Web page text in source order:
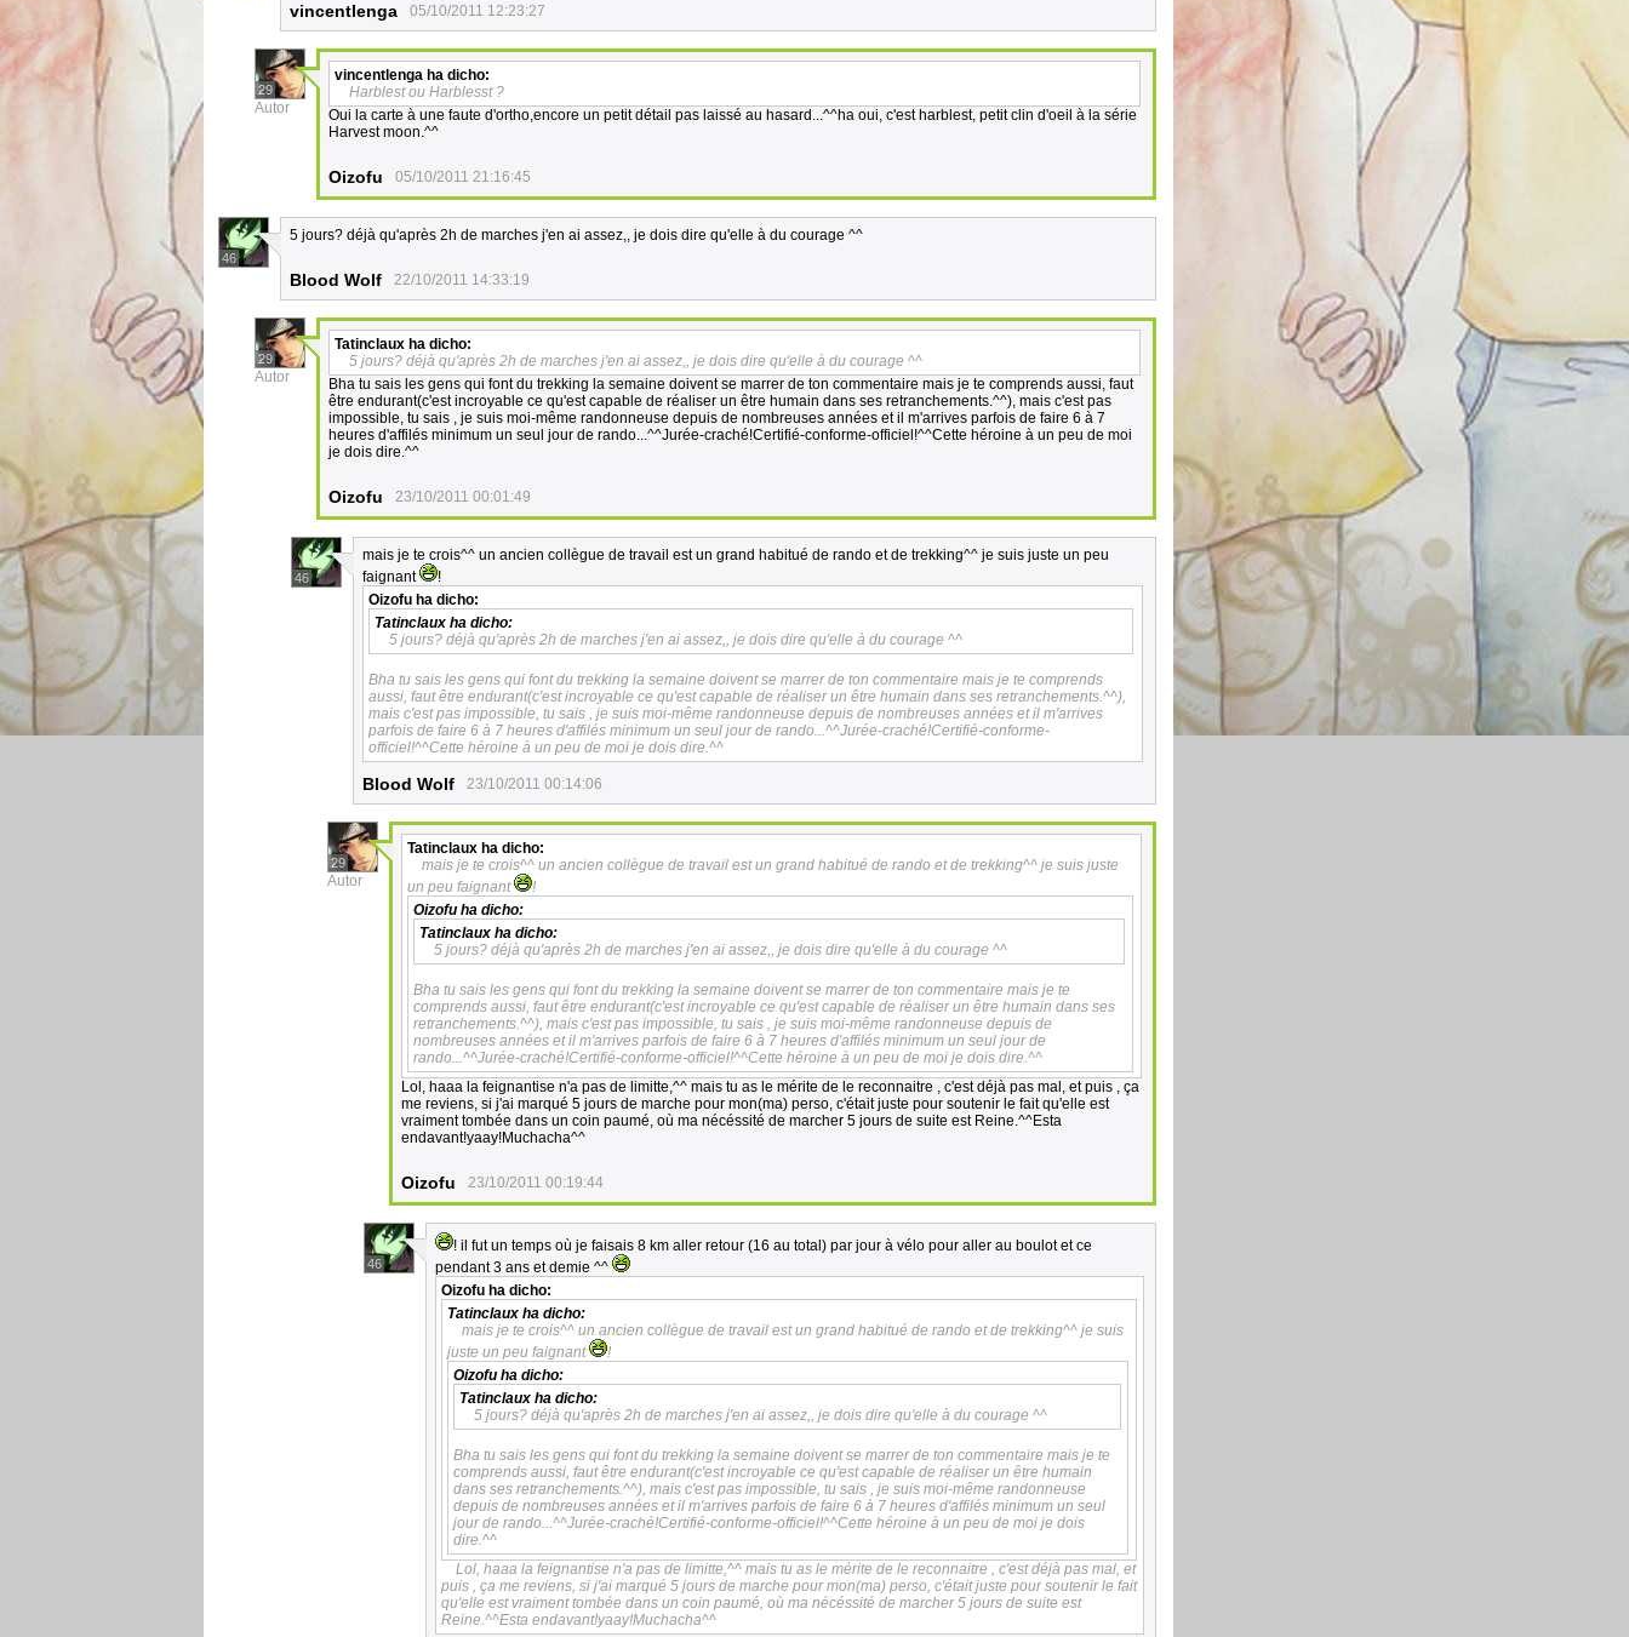
vincentlenga 05/10/2011 12:23:27
29
Autor
vincentlenga ha dicho:
Harblest ou Harblesst ?
Oui la carte à une faute d'ortho,encore un petit détail pas laissé au hasard...^^ha oui, c'est harblest, petit clin d'oeil à la série
Harvest moon.^^
Oizofu 05/10/2011 21:16:45
46
5 jours? déjà qu'après 2h de marches j'en ai assez,, je dois dire qu'elle à du courage ^^
Blood Wolf 22/10/2011 14:33:19
29
Autor
Tatinclaux ha dicho:
5 jours? déjà qu'après 2h de marches j'en ai assez,, je dois dire qu'elle à du courage ^^
Bha tu sais les gens qui font du trekking la semaine doivent se marrer de ton commentaire mais je te comprends aussi, faut
être endurant(c'est incroyable ce qu'est capable de réaliser un être humain dans ses retranchements.^^), mais c'est pas
impossible, tu sais , je suis moi-même randonneuse depuis de nombreuses années et il m'arrives parfois de faire 6 à 7
heures d'affilés minimum un seul jour de rando...^^Jurée-craché!Certifié-conforme-officiel!^^Cette héroine à un peu de moi
je dois dire.^^
Oizofu 23/10/2011 00:01:49
46
mais je te crois^^ un ancien collègue de travail est un grand habitué de rando et de trekking^^ je suis juste un peu
faignant
!
Oizofu ha dicho:
Tatinclaux ha dicho:
5 jours? déjà qu'après 2h de marches j'en ai assez,, je dois dire qu'elle à du courage ^^
Bha tu sais les gens qui font du trekking la semaine doivent se marrer de ton commentaire mais je te comprends
aussi, faut être endurant(c'est incroyable ce qu'est capable de réaliser un être humain dans ses retranchements.^^),
mais c'est pas impossible, tu sais , je suis moi-même randonneuse depuis de nombreuses années et il m'arrives
parfois de faire 6 à 7 heures d'affilés minimum un seul jour de rando...^^Jurée-craché!Certifié-conforme-
officiel!^^Cette héroine à un peu de moi je dois dire.^^
Blood Wolf 23/10/2011 00:14:06
29
Autor
Tatinclaux ha dicho:
mais je te crois^^ un ancien collègue de travail est un grand habitué de rando et de trekking^^ je suis juste
un peu faignant
!
Oizofu ha dicho:
Tatinclaux ha dicho:
5 jours? déjà qu'après 2h de marches j'en ai assez,, je dois dire qu'elle à du courage ^^
Bha tu sais les gens qui font du trekking la semaine doivent se marrer de ton commentaire mais je te
comprends aussi, faut être endurant(c'est incroyable ce qu'est capable de réaliser un être humain dans ses
retranchements.^^), mais c'est pas impossible, tu sais , je suis moi-même randonneuse depuis de
nombreuses années et il m'arrives parfois de faire 6 à 7 heures d'affilés minimum un seul jour de
rando...^^Jurée-craché!Certifié-conforme-officiel!^^Cette héroine à un peu de moi je dois dire.^^
Lol, haaa la feignantise n'a pas de limitte,^^ mais tu as le mérite de le reconnaitre , c'est déjà pas mal, et puis , ça
me reviens, si j'ai marqué 5 jours de marche pour mon(ma) perso, c'était juste pour soutenir le fait qu'elle est
vraiment tombée dans un coin paumé, où ma nécéssité de marcher 5 jours de suite est Reine.^^Esta
endavant!yaay!Muchacha^^
Oizofu 23/10/2011 00:19:44
46
! il fut un temps où je faisais 8 km aller retour (16 au total) par jour à vélo pour aller au boulot et ce
pendant 3 ans et demie ^^
Oizofu ha dicho:
Tatinclaux ha dicho:
mais je te crois^^ un ancien collègue de travail est un grand habitué de rando et de trekking^^ je suis
juste un peu faignant
!
Oizofu ha dicho:
Tatinclaux ha dicho:
5 jours? déjà qu'après 2h de marches j'en ai assez,, je dois dire qu'elle à du courage ^^
Bha tu sais les gens qui font du trekking la semaine doivent se marrer de ton commentaire mais je te
comprends aussi, faut être endurant(c'est incroyable ce qu'est capable de réaliser un être humain
dans ses retranchements.^^), mais c'est pas impossible, tu sais , je suis moi-même randonneuse
depuis de nombreuses années et il m'arrives parfois de faire 6 à 7 heures d'affilés minimum un seul
jour de rando...^^Jurée-craché!Certifié-conforme-officiel!^^Cette héroine à un peu de moi je dois
dire.^^
Lol, haaa la feignantise n'a pas de limitte,^^ mais tu as le mérite de le reconnaitre , c'est déjà pas mal, et
puis , ça me reviens, si j'ai marqué 5 jours de marche pour mon(ma) perso, c'était juste pour soutenir le fait
qu'elle est vraiment tombée dans un coin paumé, où ma nécéssité de marcher 5 jours de suite est
Reine.^^Esta endavant!yaay!Muchacha^^